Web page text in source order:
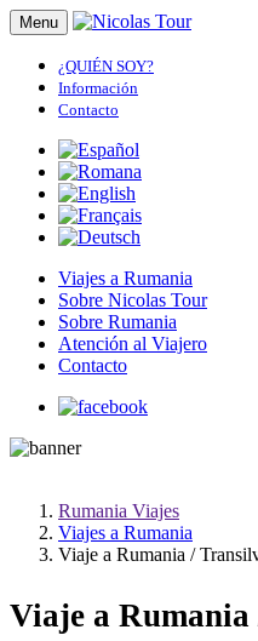
Menu
¿QUIÉN SOY?
Información
Contacto
Viajes a Rumania
Sobre Nicolas Tour
Sobre Rumania
Atención al Viajero
Contacto
Rumania Viajes
Viajes a Rumania
Viaje a Rumania /
Viaje a